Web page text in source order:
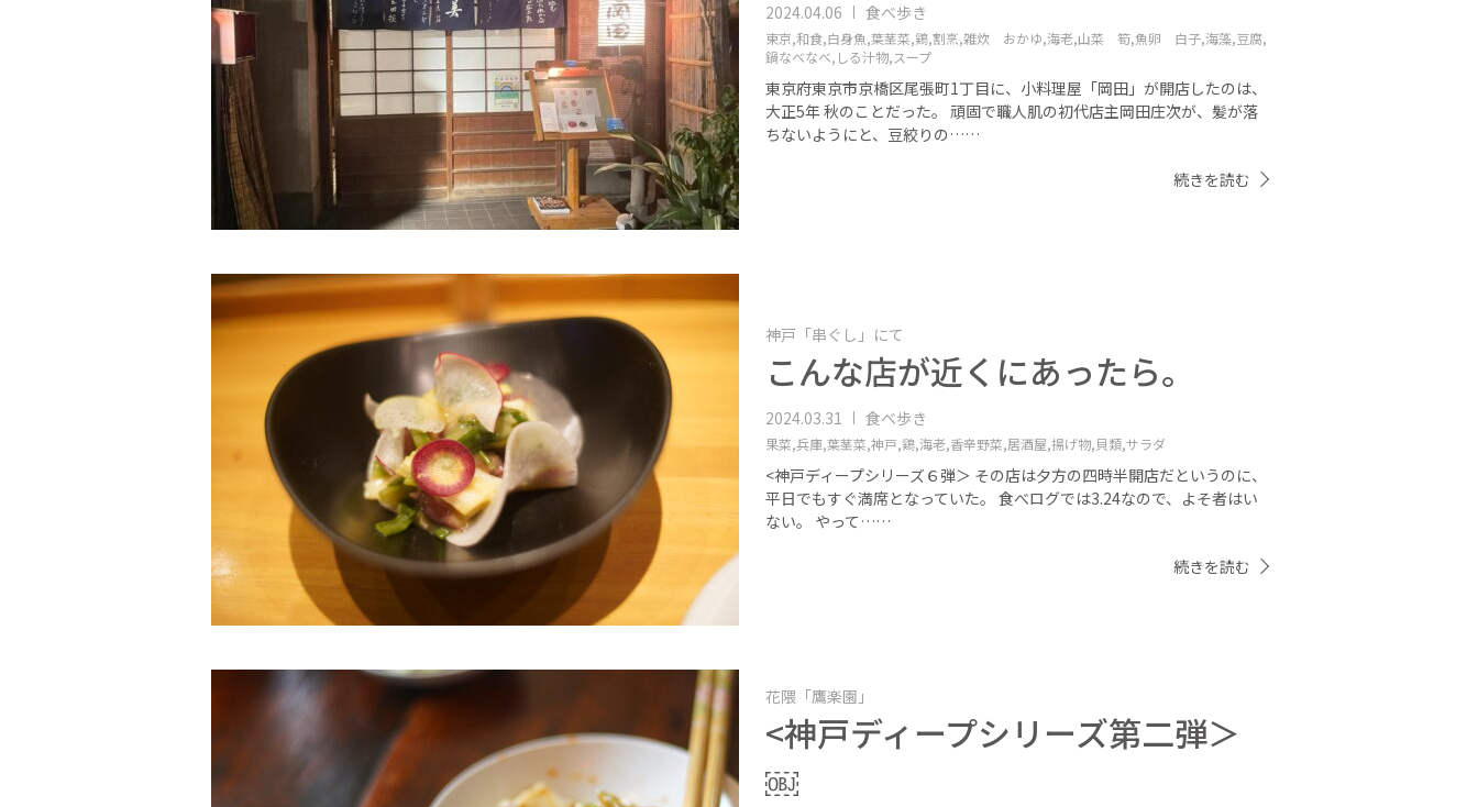
2024.04.06 食べ歩き
東京,和食,白身魚,葉茎菜,鶏,割烹,雑炊 おかゆ,海老,山菜 筍,魚卵 白子,海藻,豆腐,
鍋なべなべ, しる汁物,スープ
東京府東京市京橋区尾張町1丁目に、小料理屋「岡田」が開店したのは、
大正5年 秋のことだった。 頑固で職人肌の初代店主岡田庄次が、髪が落
ちないようにと、豆絞りの……
続きを読む
神戸「串ぐし」にて
こんな店が近くにあったら。
2024.03.31 食べ歩き
果菜,兵庫,葉茎菜,神戸,鶏,海老,香辛野菜,居酒屋,揚げ物,貝類,サラダ
<神戸ディープシリーズ６弾＞ その店は夕方の四時半開店だというのに、
平日でもすぐ満席となっていた。 食べログでは3.24なので、よそ者はい
ない。 やって……
続きを読む
花隈「鷹楽園」
<神戸ディープシリーズ第二弾＞
￼